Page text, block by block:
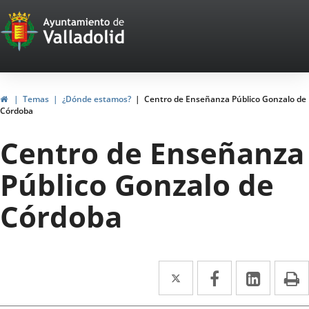
Portal
Web
del
Ayuntamiento
de
Valladolid
InicioTemas ¿Dónde estamos?
Centro de Enseñanza Público Gonzalo de
Córdoba
Centro de Enseñanza
Público Gonzalo de
Córdoba
Twitter
Enlace
a
Facebook
Enlace
a
Enlace
a